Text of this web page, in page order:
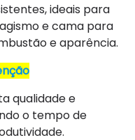
ideais para
e cama para
e aparência.
qualidade e
o tempo de